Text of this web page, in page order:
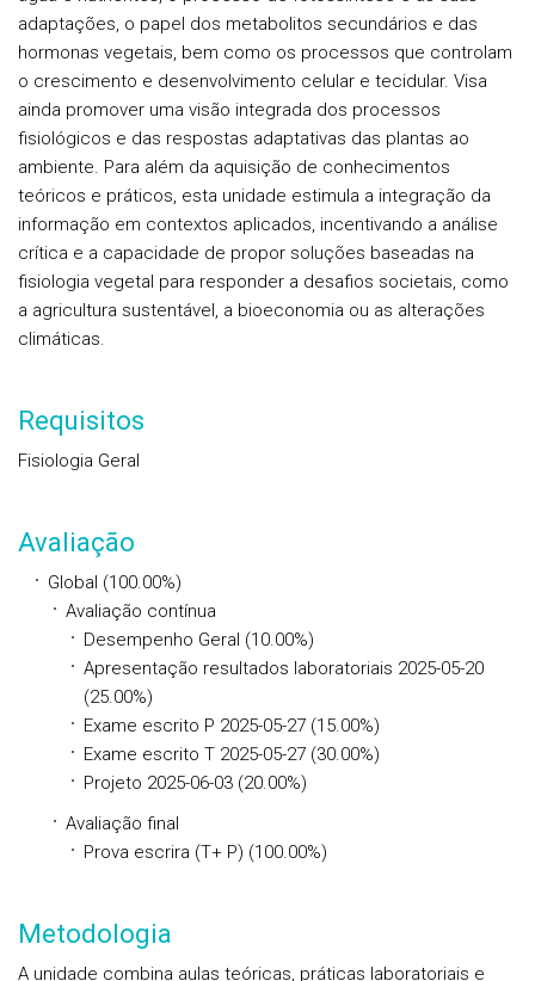
adaptações, o papel dos metabolitos secundários e das
hormonas vegetais, bem como os processos que controlam
o crescimento e desenvolvimento celular e tecidular. Visa
ainda promover uma visão integrada dos processos
fisiológicos e das respostas adaptativas das plantas ao
ambiente. Para além da aquisição de conhecimentos
teóricos e práticos, esta unidade estimula a integração da
informação em contextos aplicados, incentivando a análise
crítica e a capacidade de propor soluções baseadas na
fisiologia vegetal para responder a desafios societais, como
a agricultura sustentável, a bioeconomia ou as alterações
climáticas.
Requisitos
Fisiologia Geral
Avaliação
Global (100.00%)
Avaliação contínua
Desempenho Geral (10.00%)
Apresentação resultados laboratoriais 2025-05-20
(25.00%)
Exame escrito P 2025-05-27 (15.00%)
Exame escrito T 2025-05-27 (30.00%)
Projeto 2025-06-03 (20.00%)
Avaliação final
Prova escrira (T+ P) (100.00%)
Metodologia
A unidade combina aulas teóricas, práticas laboratoriais e